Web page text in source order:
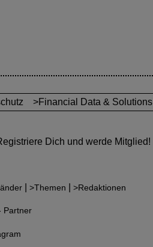
>Financial Data & Solutions
Dich und werde Mitglied!
| >Themen >Redaktionen
Partner